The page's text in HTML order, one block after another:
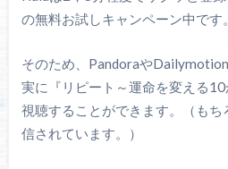
の無料お試しキャンペーン中です。
そのため、Pandoraや
実に『リピート～運命を変える
視聴することができます。（も
信されています。）